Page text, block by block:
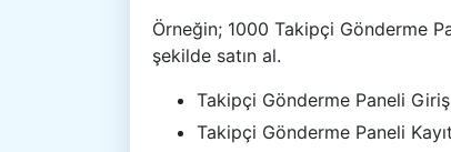
Örneğin; 1000 Takipçi Gönderme
şekilde satın al.
Takipçi Gönderme Paneli Giriş
Takipçi Gönderme Paneli Kayıt